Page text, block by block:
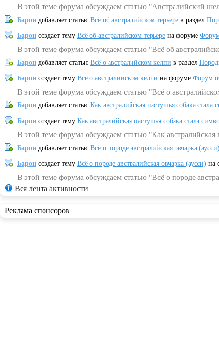
В этой теме форума обсуждаем статью "Австралийский
Барон добавляет статью Всё об австралийском терьере в раздел
Барон создает тему Всё об австралийском терьере на форуме
В этой теме форума обсуждаем статью "Всё об
Барон добавляет статью Всё о австралийском келпи в раздел
Барон создает тему Всё о австралийском келпи на форуме Форум
В этой теме форума обсуждаем статью "Всё о
Барон добавляет статью Как австралийская пастушья собака
Барон создает тему Как австралийская пастушья собака стала
В этой теме форума обсуждаем статью "Как
Барон добавляет статью Всё о породе австралийская овчарка (аусси)
Барон создает тему Всё о породе австралийская овчарка (аусси) на
В этой теме форума обсуждаем статью "Всё о породе
Вся лента активности
Реклама спонсоров